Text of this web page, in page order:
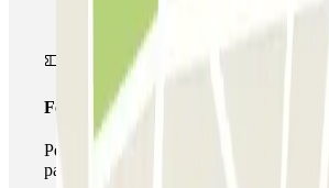
Forfait illimité
Pendant votre séjour, vous pouvez entrer
parking aussi souvent que vous le